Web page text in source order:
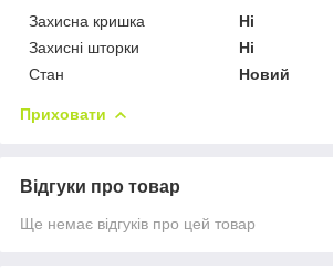
Захисна кришка
Ні
Захисні шторки
Ні
Стан
Новий
Приховати
Відгуки про товар
Ще немає відгуків про цей товар